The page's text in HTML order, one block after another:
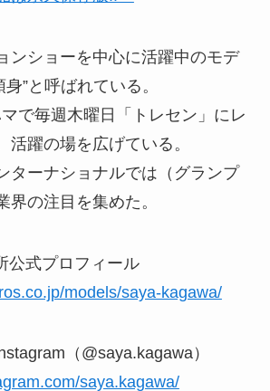
ンショーを中心に活躍中のモデ
”と呼ばれている。
で毎週木曜日「トレセン」にレ
活躍の場を広げている。
ターナショナルでは（グランプ
界の注目を集めた。
公式プロフィール
models/saya-kagawa/
（@saya.kagawa）
saya.kagawa/